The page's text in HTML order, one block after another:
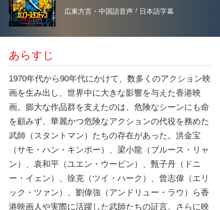
広東方言・中国語音声 / 日本語字幕
あらすじ
1970年代から90年代にかけて、数多くのアクション映
画を生み出し、世界中に大きな影響を与えた香港映
画。膨大な作品群を支えたのは、危険なシーンにも命
を顧みず、華麗かつ危険なアクションの代役を務めた
武師（スタントマン）たちの存在があった。洪金宝
（サモ・ハン・キンポー）、梁小龍（ブルース・リャ
ン）、袁和平（ユエン・ウーピン）、甄子丹（ドニ
ー・イェン）、徐克（ツイ・ハーク）、曾志偉（エリ
ック・ツァン）、劉偉強（アンドリュー・ラウ）ら香
港映画人や実際に活躍した武師たちの証言。さらに映